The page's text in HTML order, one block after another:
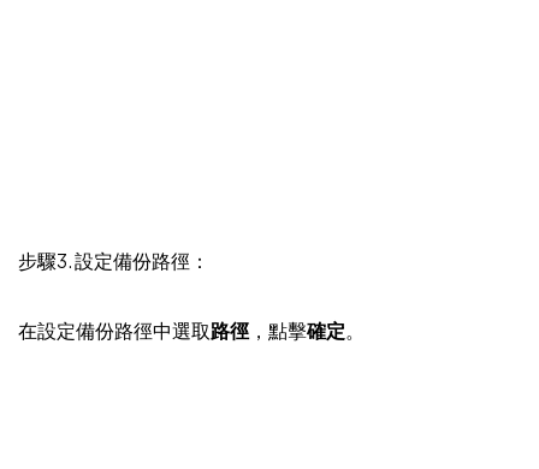
步驟3. 設定備份路徑：
在設定備份路徑中選取路徑 ，點擊確定。